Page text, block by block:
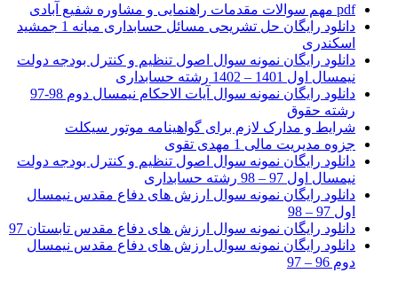
pdf مهم سوالات مقدمات راهنمایی و مشاوره شفیع آبادی
دانلود رایگان حل تشریحی مسائل حسابداری میانه 1 جمشید
اسکندری
دانلود رایگان نمونه سوال اصول تنظیم و کنترل بودجه دولت
نیمسال اول 1401 – 1402 رشته حسابداری
دانلود رایگان نمونه سوال آیات الاحکام نیمسال دوم 98-97
رشته حقوق
شرایط و مدارک لازم برای گواهینامه موتور سیکلت
جزوه مدیریت مالی 1 مهدی تقوی
دانلود رایگان نمونه سوال اصول تنظیم و کنترل بودجه دولت
نیمسال اول 97 – 98 رشته حسابداری
دانلود رایگان نمونه سوال ارزش های دفاع مقدس نیمسال
اول 97 – 98
دانلود رایگان نمونه سوال ارزش های دفاع مقدس تابستان 97
دانلود رایگان نمونه سوال ارزش های دفاع مقدس نیمسال
دوم 96 – 97